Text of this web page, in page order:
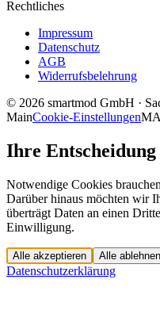
Rechtliches
Impressum
Datenschutz
AGB
Widerrufsbelehrung
© 2026 smartmod GmbH ·
MainCookie-Einstellungen
Ihre
Notwendige Cookies
Darüber hinaus möchten wir
überträgt Daten an einen
Einwilligung.
Alle akzeptieren Alle ablehnen
Datenschutzerklärung